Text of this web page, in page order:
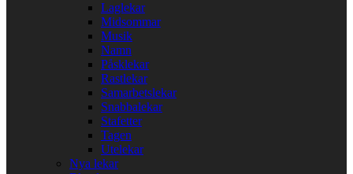
Laglekar
Midsommar
Musik
Namn
Påsklekar
Rastlekar
Samarbetslekar
Snabbalekar
Stafetter
Tagen
Utelekar
Nya lekar